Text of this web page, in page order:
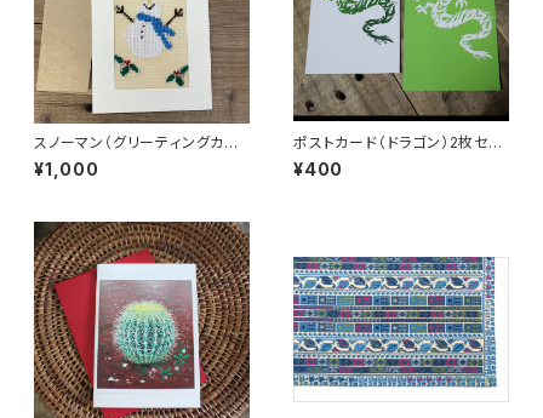
スノーマン（グリーティングカー
ド）
¥1,000
ポストカード（ドラゴン）2枚セッ
ト
¥400